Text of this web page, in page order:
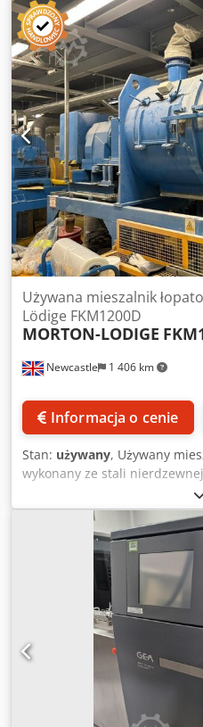
950 mm Dedpfx Aisx R
Newcastle 1 406 km
Używana mieszalnik
Lödige FKM1200D
MORTON-LODIGE
Informacja o cenie
Stan: używany, Używany
wykonany ze stali
Uważa się, że jest to model
1200 litrów. Wymiary
średnica około 1000 mm.
lemiesze ze stali nierdzewnej
stali nierdzewnej, napędzane
Urządzenie posiada
spustowy na dole. Możliwość
mieszadeł, ale obecnie nie są
Urządzenie zamontowane
Djdpfey Inr Dsx Aivjck
1200 litrów Materiał
Mieszadła (tak/nie): nie
Płaszcz grzewczy/chłodzący